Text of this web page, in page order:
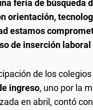
feria de búsqueda
orientación,
estamos
de inserción
de los
ingreso, uno por la
en abril, contó